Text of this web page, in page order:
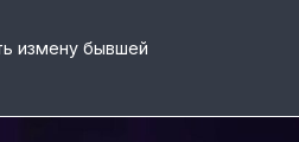
измену бывшей